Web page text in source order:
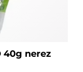
40g nerez